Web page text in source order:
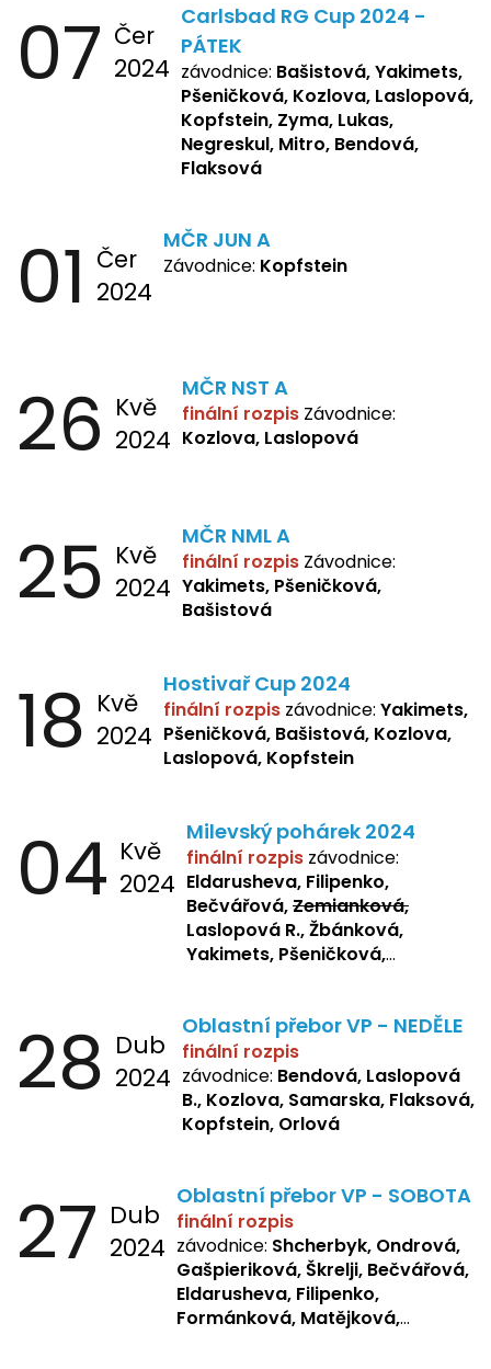
Žbánková, Bašistová Beáta,
Yakimets, Pšeničková Vanesa,
Kozlova Nelly, Laslopová B.,
Kopfstein, Lukas, Negreskul ,
Mitro, Bendová, Flaksová
07 Čer
2024
Carlsbad RG Cup 2024 -
PÁTEK
závodnice: Bašistová, Yakimets,
Pšeničková, Kozlova, Laslopová,
Kopfstein, Zyma, Lukas,
Negreskul, Mitro, Bendová,
Flaksová
01 Čer
2024
MČR JUN A
Závodnice: Kopfstein
26 Kvě
2024
MČR NST A
finální rozpis Závodnice:
Kozlova, Laslopová
25 Kvě
2024
MČR NML A
finální rozpis Závodnice:
Yakimets, Pšeničková,
Bašistová
18 Kvě
2024
Hostivař Cup 2024
finální rozpis závodnice: Yakimets,
Pšeničková, Bašistová, Kozlova,
Laslopová, Kopfstein
04 Kvě
2024
Milevský pohárek 2024
finální rozpis závodnice:
Eldarusheva, Filipenko,
Bečvářová,Zemianková,
Laslopová R., Žbánková,
Yakimets, Pšeničková,
28 Dub
2024
Oblastní přebor VP - NEDĚLE
finální rozpis
závodnice: Bendová, Laslopová
B., Kozlova, Samarska, Flaksová,
Kopfstein, Orlová
27 Dub
2024
Oblastní přebor VP - SOBOTA
finální rozpis
závodnice: Shcherbyk, Ondrová,
Gašpieriková, Škrelji, Bečvářová,
Eldarusheva, Filipenko,
Formánková, Matějková,